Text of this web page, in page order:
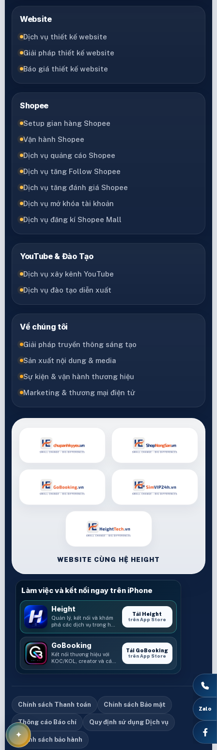
Zalo
Website
Dịch vụ thiết kế website
Giải pháp thiết kế website
Báo giá thiết kế website
Shopee
Setup gian hàng Shopee
Vận hành Shopee
Dịch vụ quảng cáo Shopee
Dịch vụ tăng Follow Shopee
Dịch vụ tăng đánh giá Shopee
Dịch vụ mở khóa tài khoản
Dịch vụ đăng kí Shopee Mall
YouTube & Đào Tạo
Dịch vụ xây kênh YouTube
Dịch vụ đào tạo diễn xuất
Về chúng tôi
Giải pháp truyền thông sáng tạo
Sản xuất nội dung & media
Sự kiện & vận hành thương hiệu
Marketing & thương mại điện tử
WEBSITE CÙNG HỆ HEIGHT
Làm việc và kết nối ngay trên iPhone
Height
Quản lý, kết nối và khám
phá các dịch vụ trong hệ
Tải Height
trên App Store
GoBooking
Kết nối thương hiệu với
KOC/KOL, creator và các
Tải GoBooking
trên App Store
Chính sách Thanh toán Chính sách Bảo mật
Thông cáo Báo chí Quy định sử dụng Dịch vụ
Chính sách bảo hành
✦